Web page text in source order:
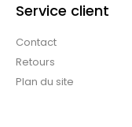
Service client
Contact
Retours
Plan du site